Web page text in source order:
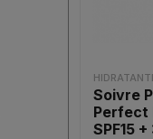
Soivre
Perfect
SPF15